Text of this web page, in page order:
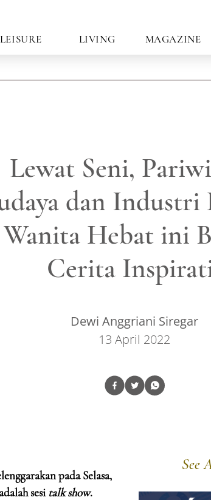
LEISURE LIVING MAGAZINE
Lewat Seni,
dan Industri
Wanita Hebat ini
Cerita
Dewi Anggriani Siregar
13 April 2022
pada Selasa,
sesi talk show.
See